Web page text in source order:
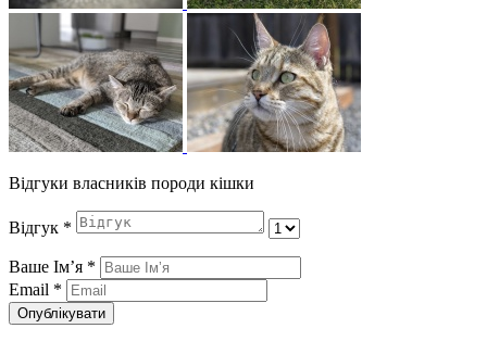
Відгуки власників породи кішки
Відгук *
Ваше Імʼя *
Email *
Опублікувати